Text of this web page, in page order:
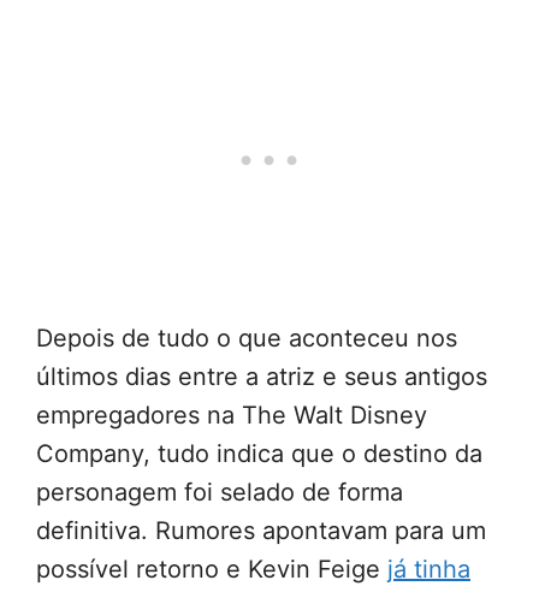
Depois de tudo o que aconteceu nos
últimos dias entre a atriz e seus antigos
empregadores na The Walt Disney
Company, tudo indica que o destino da
personagem foi selado de forma
definitiva. Rumores apontavam para um
possível retorno e Kevin Feige já tinha